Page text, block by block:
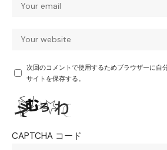
次回のコメントで使用するためブラウザーに自
サイトを保存する。
CAPTCHA コード